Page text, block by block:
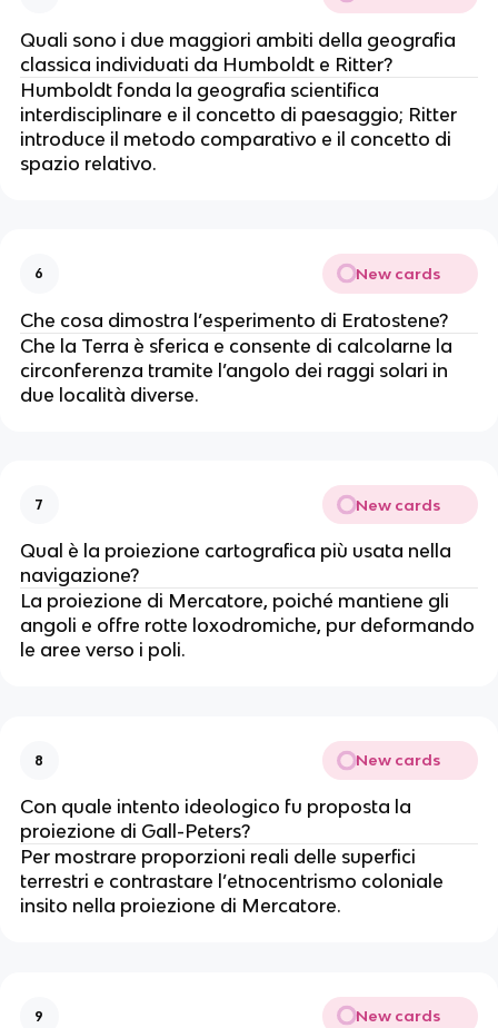
Quali sono i due maggiori ambiti della geografia
classica individuati da Humboldt e Ritter?
Humboldt fonda la geografia scientifica
interdisciplinare e il concetto di paesaggio; Ritter
introduce il metodo comparativo e il concetto di
spazio relativo.
6 New cards
Che cosa dimostra l’esperimento di Eratostene?
Che la Terra è sferica e consente di calcolarne la
circonferenza tramite l’angolo dei raggi solari in
due località diverse.
7 New cards
Qual è la proiezione cartografica più usata nella
navigazione?
La proiezione di Mercatore, poiché mantiene gli
angoli e offre rotte loxodromiche, pur deformando
le aree verso i poli.
8 New cards
Con quale intento ideologico fu proposta la
proiezione di Gall-Peters?
Per mostrare proporzioni reali delle superfici
terrestri e contrastare l’etnocentrismo coloniale
insito nella proiezione di Mercatore.
9 New cards